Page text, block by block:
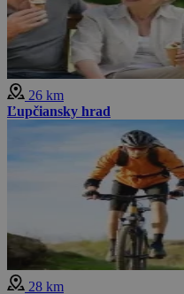
26 km
Ľupčiansky hrad
28 km